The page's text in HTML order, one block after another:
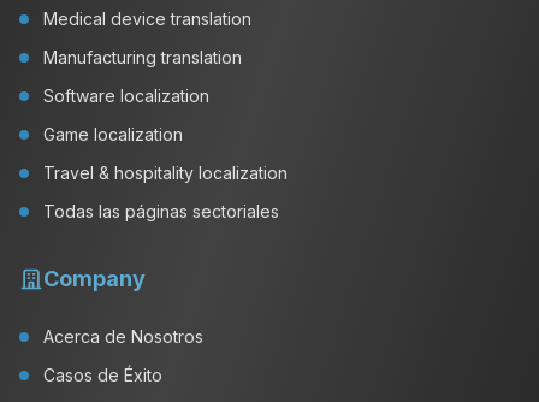
Medical device translation
Manufacturing translation
Software localization
Game localization
Travel & hospitality localization
Todas las páginas sectoriales
Company
Acerca de Nosotros
Casos de Éxito